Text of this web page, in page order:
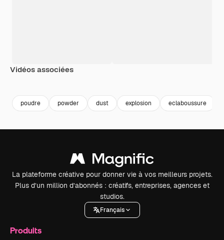
Vidéos associées
poudre powder dust explosion eclaboussure
La plateforme créative pour donner vie à vos meilleurs projets.
Plus d’un million d’abonnés : créatifs, entreprises, agences et
studios.
Français
Produits